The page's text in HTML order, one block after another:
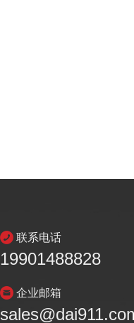
联系电话
19901488828
企业邮箱